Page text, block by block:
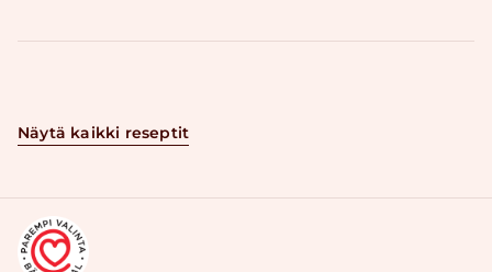
Näytä kaikki reseptit